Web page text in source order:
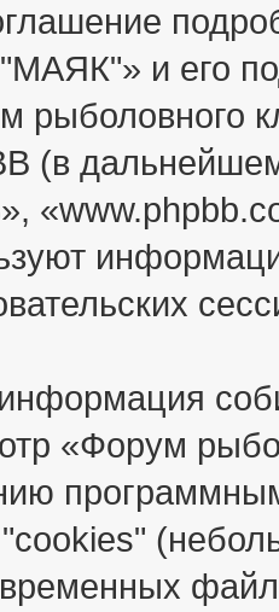
"МАЯК"» и его
рыболовного
(в
«Форум